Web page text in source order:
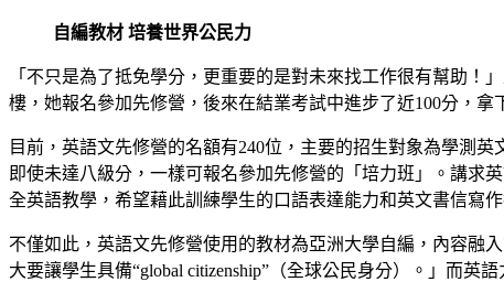
自編教材 培養世界公民力
「不只是為了抵免學分，更重要的是對未來找工作很有幫助
樓，她報名參加先修營，後來在結業考試中進步了近100分，拿
目前，英語文先修營的名額有240位，主要的招生對象為學測
即使未達八級分，一樣可報名參加先修營的「培力班」。講求
全英語教學，希望藉此訓練學生的口語表達能力和英文書信寫作
不僅如此，英語文先修營使用的教材為亞洲大學自編，內容融
大要讓學生具備“global citizenship”（全球公民身分）。」而英